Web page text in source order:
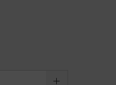
gewünschten